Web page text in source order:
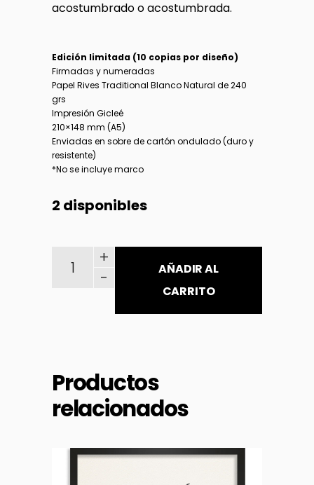
acostumbrado o acostumbrada.
Edición limitada (10 copias por diseño)
Firmadas y numeradas
Papel Rives Traditional Blanco Natural de 240
grs
Impresión Gicleé
210×148 mm (A5)
Enviadas en sobre de cartón ondulado (duro y
resistente)
*No se incluye marco
2 disponibles
Deshojado y a la intemperie / Vacío cantidad
-
+
AÑADIR AL
CARRITO
Productos
relacionados